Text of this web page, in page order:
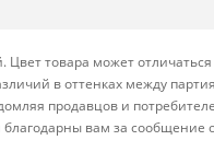
товара может отличаться
в оттенках между
продавцов и
вам за сообщение